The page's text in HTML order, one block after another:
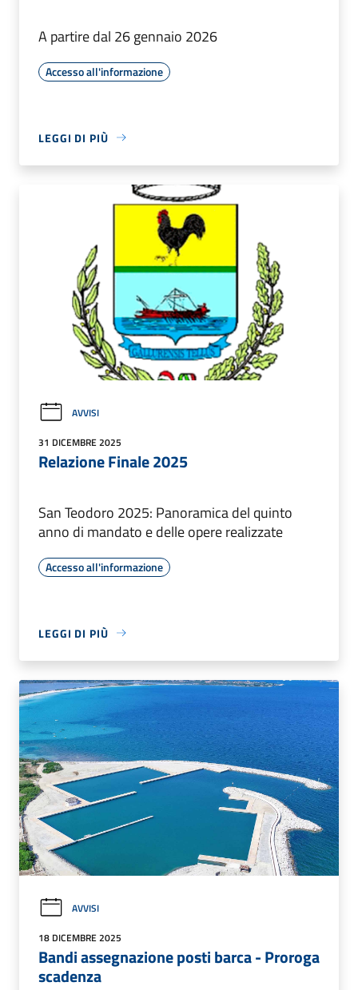
A partire dal 26 gennaio 2026
Accesso all'informazione
LEGGI DI PIÙ
AVVISI
31 DICEMBRE 2025
Relazione Finale 2025
San Teodoro 2025: Panoramica del quinto
anno di mandato e delle opere realizzate
Accesso all'informazione
LEGGI DI PIÙ
AVVISI
18 DICEMBRE 2025
Bandi assegnazione posti barca - Proroga
scadenza